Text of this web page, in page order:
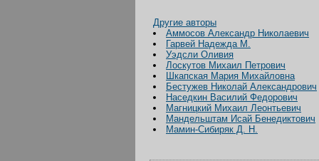
Другие авторы
Аммосов Александр Николаевич
Гарвей Надежда М.
Уэдсли Оливия
Лоскутов Михаил Петрович
Шкапская Мария Михайловна
Бестужев Николай Александрович
Наседкин Василий Федорович
Магницкий Михаил Леонтьевич
Мандельштам Исай Бенедиктович
Мамин-Сибиряк Д. Н.